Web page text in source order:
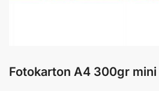
Fotokarton A4 300gr